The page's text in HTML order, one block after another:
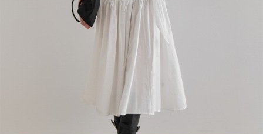
English
日本語
繁體中文